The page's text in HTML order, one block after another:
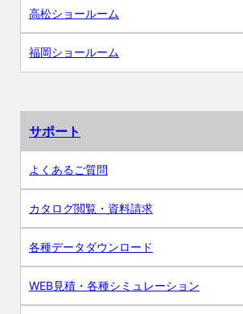
高松ショールーム
福岡ショールーム
サポート
よくあるご質問
カタログ閲覧・資料請求
各種データダウンロード
WEB見積・各種シミュレーション